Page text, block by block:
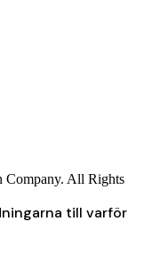
All Rights
till varför